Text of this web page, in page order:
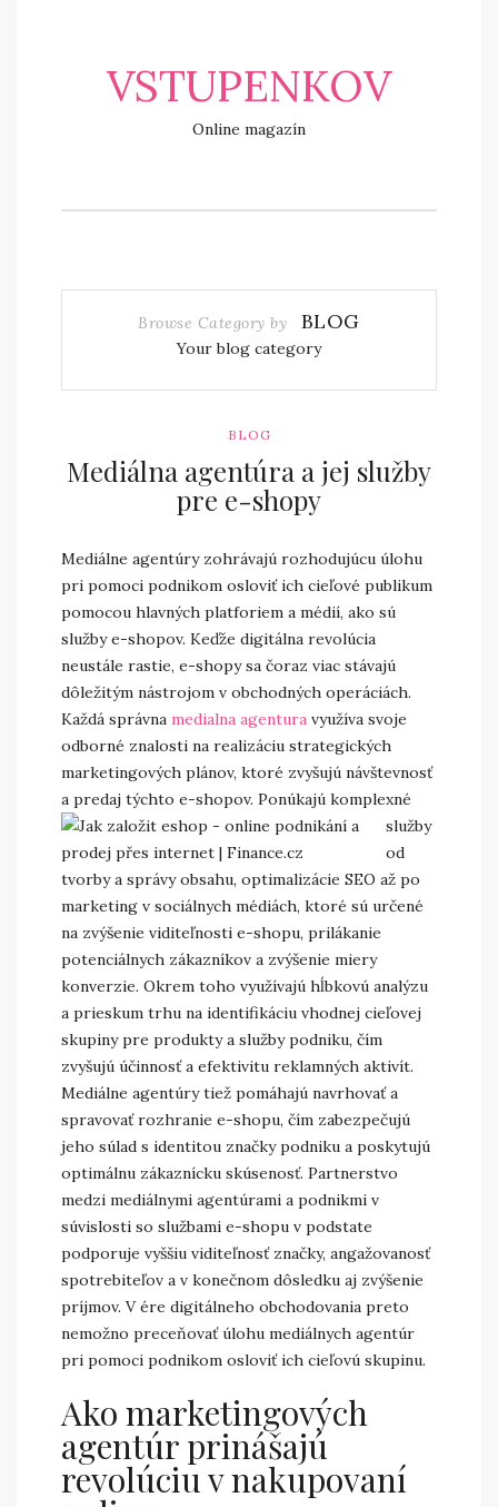
VSTUPENKOV
Online magazín
Browse Category by BLOG
Your blog category
BLOG
Mediálna agentúra a jej služby
pre e-shopy
Mediálne agentúry zohrávajú rozhodujúcu úlohu
pri pomoci podnikom osloviť ich cieľové publikum
pomocou hlavných platforiem a médií, ako sú
služby e-shopov. Keďže digitálna revolúcia
neustále rastie, e-shopy sa čoraz viac stávajú
dôležitým nástrojom v obchodných operáciách.
Každá správna medialna agentura využíva svoje
odborné znalosti na realizáciu strategických
marketingových plánov, ktoré zvyšujú návštevnosť
a predaj týchto e-shopov. Ponúkajú komplexné
služby
od
tvorby a správy obsahu, optimalizácie SEO až po
marketing v sociálnych médiách, ktoré sú určené
na zvýšenie viditeľnosti e-shopu, prilákanie
potenciálnych zákazníkov a zvýšenie miery
konverzie. Okrem toho využívajú hĺbkovú analýzu
a prieskum trhu na identifikáciu vhodnej cieľovej
skupiny pre produkty a služby podniku, čím
zvyšujú účinnosť a efektivitu reklamných aktivít.
Mediálne agentúry tiež pomáhajú navrhovať a
spravovať rozhranie e-shopu, čím zabezpečujú
jeho súlad s identitou značky podniku a poskytujú
optimálnu zákaznícku skúsenosť. Partnerstvo
medzi mediálnymi agentúrami a podnikmi v
súvislosti so službami e-shopu v podstate
podporuje vyššiu viditeľnosť značky, angažovanosť
spotrebiteľov a v konečnom dôsledku aj zvýšenie
príjmov. V ére digitálneho obchodovania preto
nemožno preceňovať úlohu mediálnych agentúr
pri pomoci podnikom osloviť ich cieľovú skupinu.
Ako marketingových
agentúr prinášajú
revolúciu v nakupovaní